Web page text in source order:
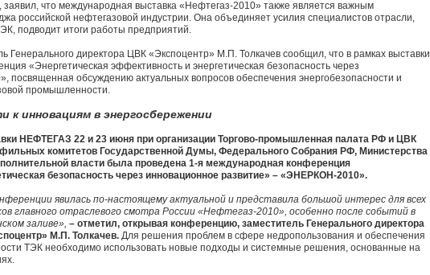
что международная выставка «Нефтегаз-2010» также является важным
российской нефтегазовой индустрии. Она объединяет усилия специалистов отрасли,
подводит итоги работы предприятий.
директора ЦВК «Экспоцентр» М.П. Толкачев сообщил, что в рамках выставки
«Энергетическая эффективность и энергетическая безопасность через
посвященная обсуждению актуальных вопросов обеспечения энергобезопасности и
промышленности.
инновациям в энергосбережении
НЕФТЕГАЗ 22 и 23 июня при организации Торгово-промышленная палата РФ и ЦВК
комитетов Государственной Думы, Федерального Собрания РФ, Министерства
власти была проведена 1-я международная конференция
безопасность через инновационное развитие» – «ЭНЕРКОН-2010».
явилась по-настоящему актуальной и представила большой интерес для всех
главного отраслевого смотра России «Нефтегаз-2010», особенно после событий в
заливе», – отметил, открывая конференцию, заместитель Генерального директора
М.П. Толкачев. Для решения проблем в сфере недропользования и обеспечения
ТЭК необходимо использовать новые подходы и системные решения, основанные на